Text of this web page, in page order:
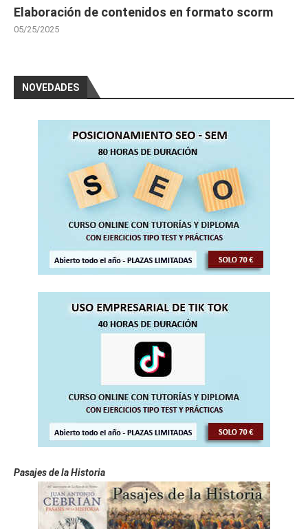
Elaboración de contenidos en formato scorm
05/25/2025
NOVEDADES
Pasajes de la Historia